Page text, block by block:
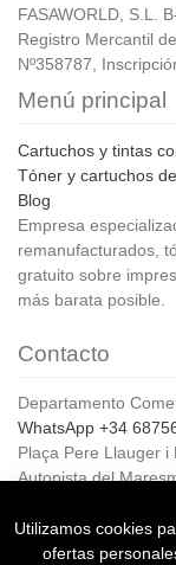
FASAWORLD, S.L.
Registro Mercantil
Nº358787,
Menú principal
Cartuchos y tintas
Tóner y cartuchos
Blog
Empresa
remanufacturados,
gratuito sobre
más barata posible.
Contacto
Departamento
WhatsApp +34
Plaça Pere Llauger i
Autopista del
Horario de Atención
De lunes a jueves
Utilizamos cookies
ofertas